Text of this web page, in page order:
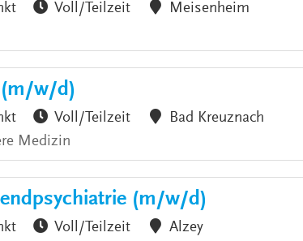
Voll/Teilzeit
Meisenheim
(m/w/d)
Voll/Teilzeit
Bad Kreuznach
Medizin
(m/w/d)
Voll/Teilzeit
Alzey